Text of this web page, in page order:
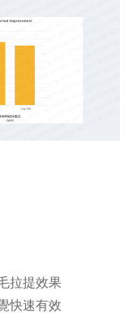
拉提效果
快速有效